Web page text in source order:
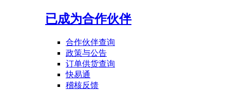
已成为合作伙伴
合作伙伴查询
政策与公告
订单供货查询
快易通
稽核反馈